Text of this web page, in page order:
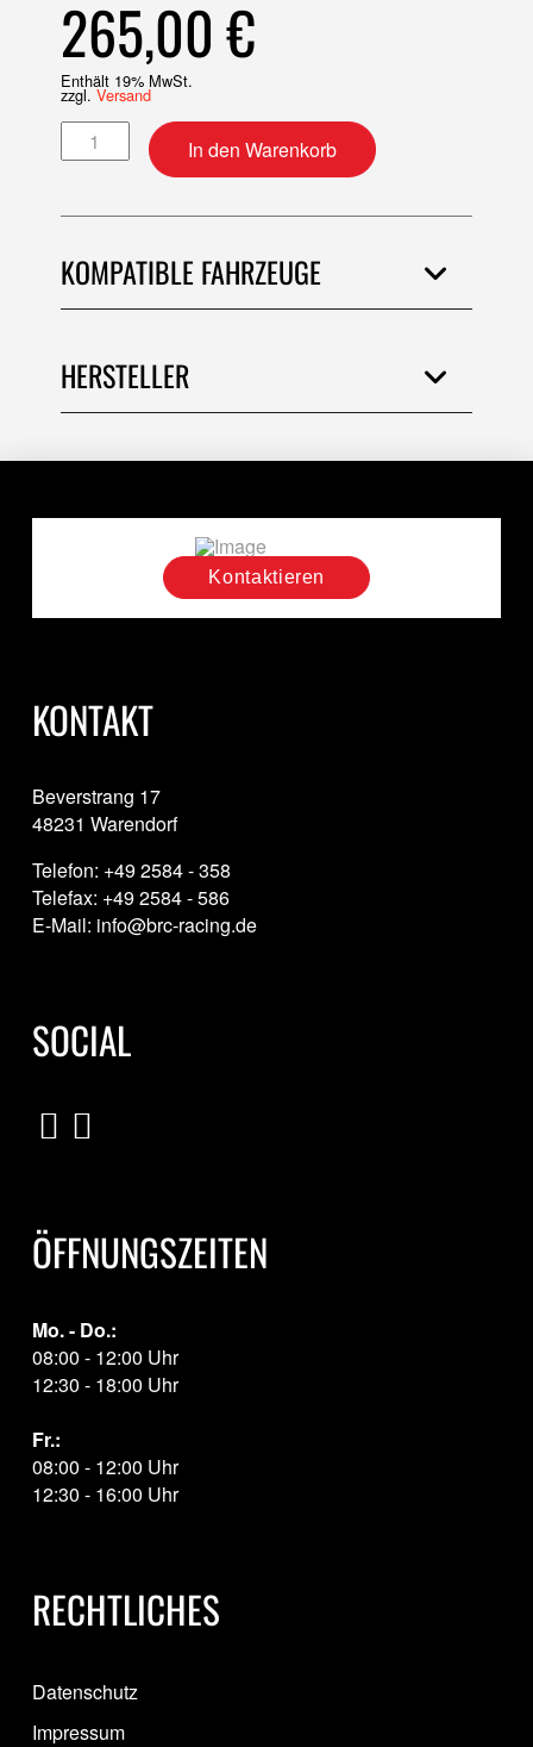
265,00€
Enthält 19% MwSt.
zzgl. Versand
Motordichtsatz + Simmerringe Menge
In den Warenkorb
KOMPATIBLE FAHRZEUGE
HERSTELLER
Kontaktieren
KONTAKT
Beverstrang 17
48231 Warendorf
Telefon: +49 2584 - 358
Telefax: +49 2584 - 586
E-Mail: info@brc-racing.de
SOCIAL
ÖFFNUNGSZEITEN
Mo. - Do.:
08:00 - 12:00 Uhr
12:30 - 18:00 Uhr
Fr.:
08:00 - 12:00 Uhr
12:30 - 16:00 Uhr
RECHTLICHES
Datenschutz
Impressum